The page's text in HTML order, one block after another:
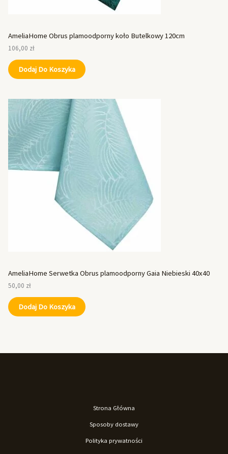
AmeliaHome Obrus plamoodporny koło Butelkowy 120cm
106,00 zł
Dodaj Do Koszyka
AmeliaHome Serwetka Obrus plamoodporny Gaia Niebieski 40x40
50,00 zł
Dodaj Do Koszyka
Strona Główna
Sposoby dostawy
Polityka prywatności